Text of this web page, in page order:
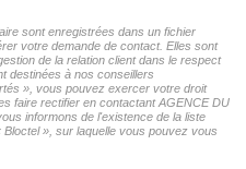
sont enregistrées dans un fichier
votre demande de contact. Elles sont
de la relation client dans le respect
destinées à nos conseillers
», vous pouvez exercer votre droit
faire rectifier en contactant AGENCE DU
informons de l'existence de la liste
», sur laquelle vous pouvez vous